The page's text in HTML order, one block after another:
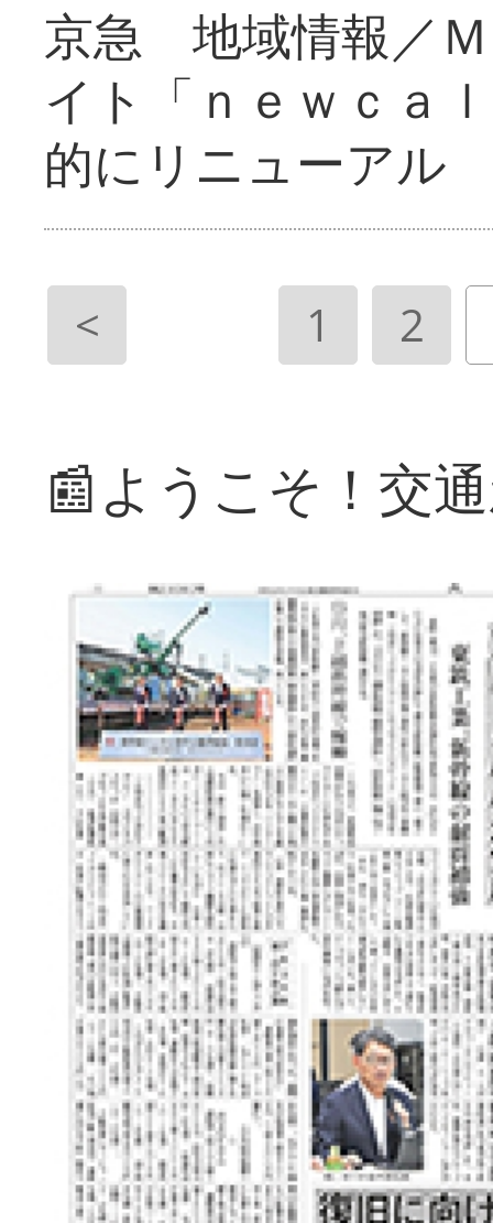
京急 地域情報／
イト「ｎｅｗｃａ
的にリニューアル
< 1 2
📰ようこそ！交